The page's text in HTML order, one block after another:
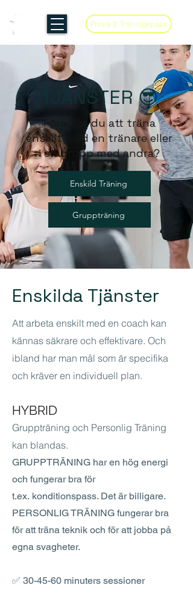
Prova 2 Träningspass
TJÄNSTER 😎
Föredrar du att träna
enskilt med en tränare eller
i en grupp med andra?
Enskild Träning
Gruppträning
Enskilda Tjänster
Att arbeta enskilt med en coach kan
kännas säkrare och effektivare. Och
ibland har man mål som är specifika
och kräver en individuell plan.
HYBRID
Gruppträning och Personlig Träning
kan blandas.
GRUPPTRÄNING har en hög energi
och fungerar bra för
t.ex. konditionspass. Det är billigare.
​PERSONLIG TRÄNING fungerar bra
för att träna teknik och för att jobba på
egna svagheter.
✅ 30-45-60 minuters sessioner